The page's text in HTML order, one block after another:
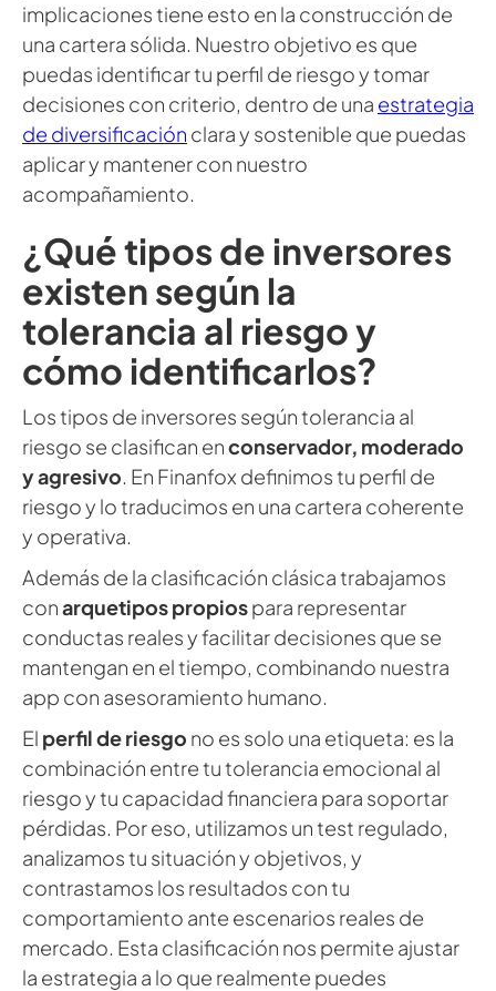
implicaciones tiene esto en la construcción de
una cartera sólida. Nuestro objetivo es que
puedas identificar tu perfil de riesgo y tomar
decisiones con criterio, dentro de una estrategia
de diversificación clara y sostenible que puedas
aplicar y mantener con nuestro
acompañamiento.
¿Qué tipos de inversores
existen según la
tolerancia al riesgo y
cómo identificarlos?
Los tipos de inversores según tolerancia al
riesgo se clasifican enconservador, moderado
y agresivo. En Finanfox definimos tu perfil de
riesgo y lo traducimos en una cartera coherente
y operativa.
Además de la clasificación clásica trabajamos
conarquetipos propiospara representar
conductas reales y facilitar decisiones que se
mantengan en el tiempo, combinando nuestra
app con asesoramiento humano.
El perfil de riesgo no es solo una etiqueta: es la
combinación entre tu tolerancia emocional al
riesgo y tu capacidad financiera para soportar
pérdidas. Por eso, utilizamos un test regulado,
analizamos tu situación y objetivos, y
contrastamos los resultados con tu
comportamiento ante escenarios reales de
mercado. Esta clasificación nos permite ajustar
la estrategia a lo que realmente puedes